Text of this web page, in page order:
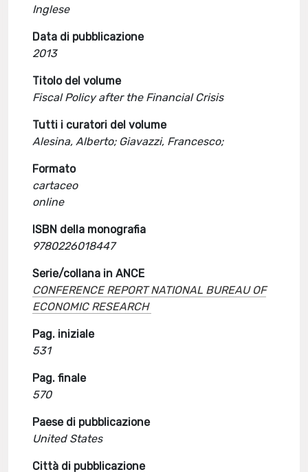
Inglese
Data di pubblicazione
2013
Titolo del volume
Fiscal Policy after the Financial Crisis
Tutti i curatori del volume
Alesina, Alberto; Giavazzi, Francesco;
Formato
cartaceo
online
ISBN della monografia
9780226018447
Serie/collana in ANCE
CONFERENCE REPORT NATIONAL BUREAU OF
ECONOMIC RESEARCH
Pag. iniziale
531
Pag. finale
570
Paese di pubblicazione
United States
Città di pubblicazione